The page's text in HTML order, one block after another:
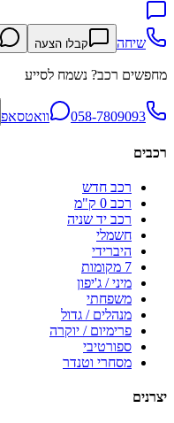
שיחה קבלו הצעה
מחפשים רכב? נשמח לסייע
058-7809093 וואטסאפ
רכבים
רכב חדש
רכב 0 ק"מ
רכב יד שניה
חשמלי
היברידי
7 מקומות
מיני / ג'יפון
משפחתי
מנהלים / גדול
פרימיום / יוקרה
ספורטיבי
מסחרי וטנדר
יצרנים